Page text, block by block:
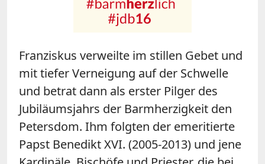
Franziskus verweilte im stillen Gebet und
mit tiefer Verneigung auf der Schwelle
und betrat dann als erster Pilger des
Jubiläumsjahrs der Barmherzigkeit den
Petersdom. Ihm folgten der emeritierte
Papst Benedikt XVI. (2005-2013) und jene